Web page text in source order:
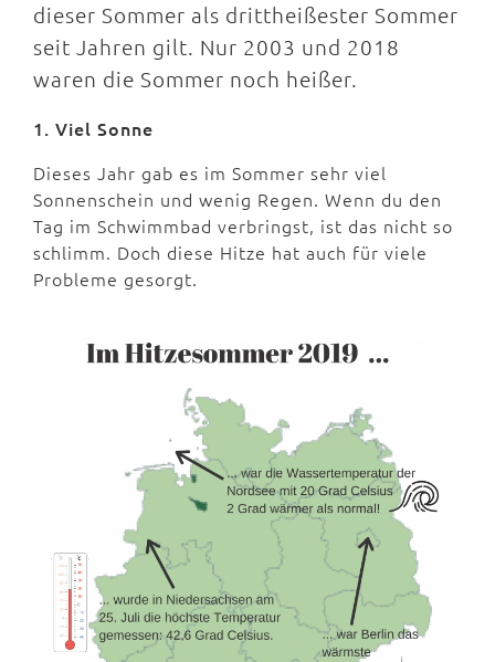
dieser Sommer als drittheißester Sommer
seit Jahren gilt. Nur 2003 und 2018
waren die Sommer noch heißer.
1. Viel Sonne
Dieses Jahr gab es im Sommer sehr viel
Sonnenschein und wenig Regen. Wenn du den
Tag im Schwimmbad verbringst, ist das nicht so
schlimm. Doch diese Hitze hat auch für viele
Probleme gesorgt.